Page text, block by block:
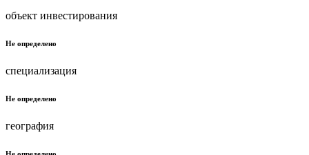
объект инвестирования
Не определено
специализация
Не определено
география